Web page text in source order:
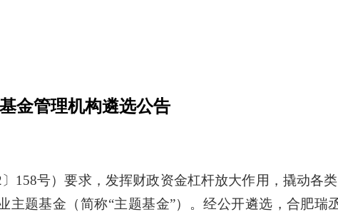
金管理机构遴选公告
〕158号）要求，发挥财政资金杠杆放大作用，撬动各
题基金（简称“主题基金”）。经公开遴选，合肥瑞